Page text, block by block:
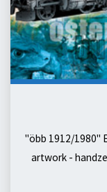
"öbb 1912/1980"
artwork -